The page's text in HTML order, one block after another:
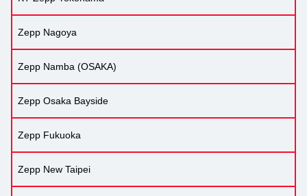
Zepp Nagoya
Zepp Namba (OSAKA)
Zepp Osaka Bayside
Zepp Fukuoka
Zepp New Taipei